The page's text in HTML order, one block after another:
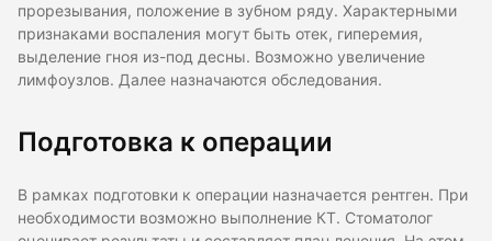
прорезывания, положение в зубном ряду. Характерными
признаками воспаления могут быть отек, гиперемия,
выделение гноя из-под десны. Возможно увеличение
лимфоузлов. Далее назначаются обследования.
Подготовка к операции
В рамках подготовки к операции назначается рентген. При
необходимости возможно выполнение КТ. Стоматолог